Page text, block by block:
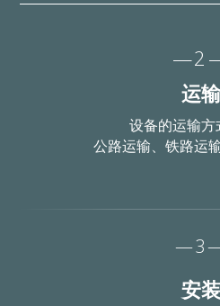
运输
设备的运输方
公路运输、铁路运
安装